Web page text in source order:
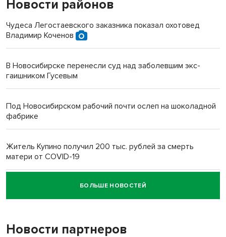
Новости районов
Чудеса Легостаевского заказника показал охотовед
Владимир Коченов
В Новосибирске перенесли суд над заболевшим экс-
гаишником Гусевым
Под Новосибирском рабочий почти ослеп на шоколадной
фабрике
Житель Купино получил 200 тыс. рублей за смерть
матери от COVID-19
Новосибирский суд наказал водителя за смерть
пенсионерки на вокзале
«Мы живём на пастбище!»: в новосибирском селе лошади
БОЛЬШЕ НОВОСТЕЙ
Новости партнеров